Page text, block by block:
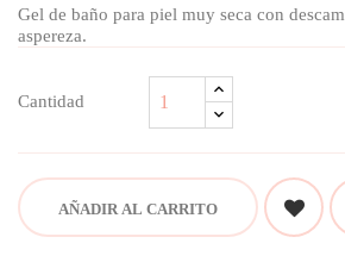
Gel de baño para piel muy seca con
aspereza.
Cantidad
AÑADIR AL CARRITO